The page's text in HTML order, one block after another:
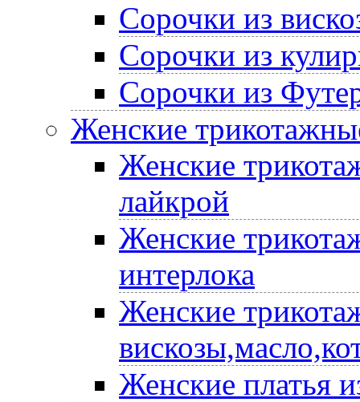
Сорочки из
Сорочки из
Сорочки из
Женские
Женские
лайкрой
Женские
интерлока
Женские
Женские платья